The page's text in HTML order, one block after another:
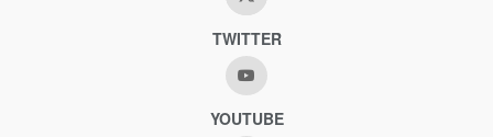
TWITTER
YOUTUBE